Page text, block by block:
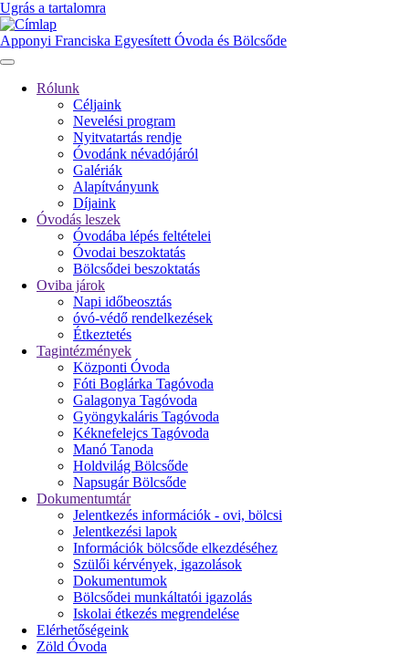
Ugrás a tartalomra
Apponyi Franciska Egyesített Óvoda és Bölcsőde
navigáció
Rólunk
Céljaink
Nevelési program
Nyitvatartás rendje
Óvodánk névadójáról
Galériák
Alapítványunk
Díjaink
Óvodás leszek
Óvodába lépés feltételei
Óvodai beszoktatás
Bölcsődei beszoktatás
Oviba járok
Napi időbeosztás
óvó-védő rendelkezések
Étkeztetés
Tagintézmények
Központi Óvoda
Fóti Boglárka Tagóvoda
Galagonya Tagóvoda
Gyöngykaláris Tagóvoda
Kéknefelejcs Tagóvoda
Manó Tanoda
Holdvilág Bölcsőde
Napsugár Bölcsőde
Dokumentumtár
Jelentkezés információk - ovi, bölcsi
Jelentkezési lapok
Információk bölcsőde elkezdéséhez
Szülői kérvények, igazolások
Dokumentumok
Bölcsődei munkáltatói igazolás
Iskolai étkezés megrendelése
Elérhetőségeink
Zöld Óvoda